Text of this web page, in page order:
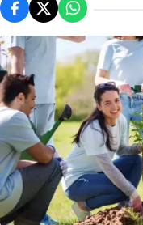
FacebookPlatforma X
WhatsApp